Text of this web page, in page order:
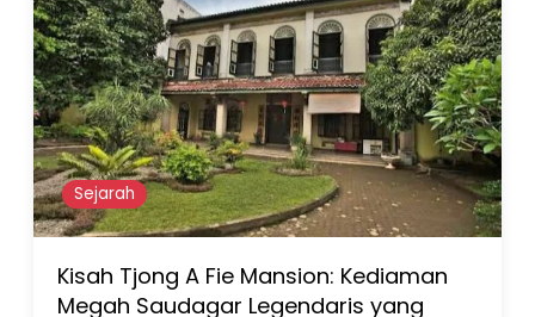
Sejarah
Kisah Tjong A Fie Mansion: Kediaman
Megah Saudagar Legendaris yang